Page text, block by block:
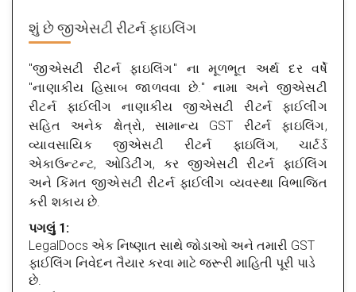
શું છેજીએસટી રીટર્ન ફાઇલિંગ
"જીએસટી રીટર્ન ફાઇલિંગ" ના મૂળભૂત અર્થ દર વર્ષે
"નાણાકીય હિસાબ જાળવવા છે." નામા અને જીએસટી
રીટર્ન ફાઈલીંગ નાણાકીય જીએસટી રીટર્ન ફાઈલીંગ
સહિત અનેક ક્ષેત્રો, સામાન્ય GST રીટર્ન ફાઇલિંગ,
વ્યાવસાયિક જીએસટી રીટર્ન ફાઇલિંગ, ચાર્ટર્ડ
એકાઉન્ટન્ટ, ઓડિટીંગ, કર જીએસટી રીટર્ન ફાઈલિંગ
અને કિંમત જીએસટી રીટર્ન ફાઈલીંગ વ્યવસ્થા વિભાજિત
કરી શકાય છે.
પગલું 1:
LegalDocs એક નિષ્ણાત સાથે જોડાઓ અને તમારી GST
ફાઈલિંગ નિવેદન તૈયાર કરવા માટે જરૂરી માહિતી પૂરી પાડે
છે.